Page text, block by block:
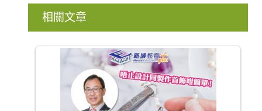
相關文章